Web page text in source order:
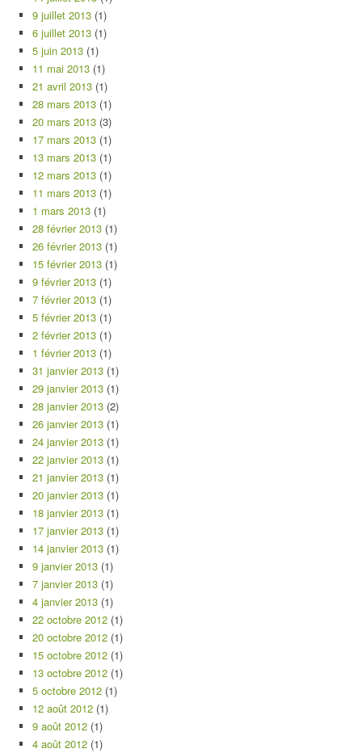
9 juillet 2013 (1)
6 juillet 2013 (1)
5 juin 2013 (1)
11 mai 2013 (1)
21 avril 2013 (1)
28 mars 2013 (1)
20 mars 2013 (3)
17 mars 2013 (1)
13 mars 2013 (1)
12 mars 2013 (1)
11 mars 2013 (1)
1 mars 2013 (1)
28 février 2013 (1)
26 février 2013 (1)
15 février 2013 (1)
9 février 2013 (1)
7 février 2013 (1)
5 février 2013 (1)
2 février 2013 (1)
1 février 2013 (1)
31 janvier 2013 (1)
29 janvier 2013 (1)
28 janvier 2013 (2)
26 janvier 2013 (1)
24 janvier 2013 (1)
22 janvier 2013 (1)
21 janvier 2013 (1)
20 janvier 2013 (1)
18 janvier 2013 (1)
17 janvier 2013 (1)
14 janvier 2013 (1)
9 janvier 2013 (1)
7 janvier 2013 (1)
4 janvier 2013 (1)
22 octobre 2012 (1)
20 octobre 2012 (1)
15 octobre 2012 (1)
13 octobre 2012 (1)
5 octobre 2012 (1)
12 août 2012 (1)
9 août 2012 (1)
4 août 2012 (1)